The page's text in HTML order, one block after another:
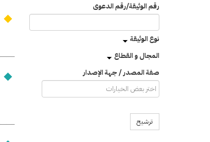
رقم الوثيقة/رقم الدعوى
نوع الوثيقة
المجال و القطاع
صفة المصدر / جهة الإصدار
ترشيح